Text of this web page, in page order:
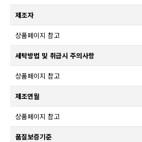
제조자
상품페이지 참고
세탁방법 및 취급시 주의사항
상품페이지 참고
제조연월
상품페이지 참고
품질보증기준